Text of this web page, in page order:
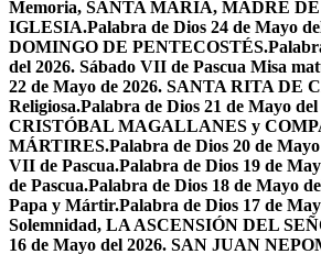
Memoria, SANTA MARÍA, MADRE
IGLESIA.Palabra de Dios 24 de Mayo
DOMINGO DE PENTECOSTÉS.
del 2026. Sábado VII de Pascua Misa
22 de Mayo de 2026. SANTA RITA DE
Religiosa.Palabra de Dios 21 de Mayo
CRISTÓBAL MAGALLANES y
MÁRTIRES.Palabra de Dios 20 de
VII de Pascua.Palabra de Dios 19 de
de Pascua.Palabra de Dios 18 de Mayo
Papa y Mártir.Palabra de Dios 17 de
Solemnidad, LA ASCENSIÓN DEL
16 de Mayo del 2026. SAN JUAN